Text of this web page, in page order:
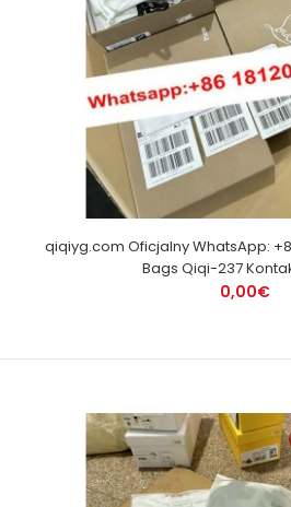
qiqiyg.com Oficjalny WhatsApp:
Bags Qiqi-237
0,00€